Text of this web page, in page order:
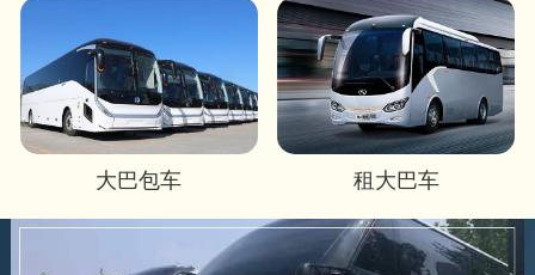
大巴包车 租大巴车